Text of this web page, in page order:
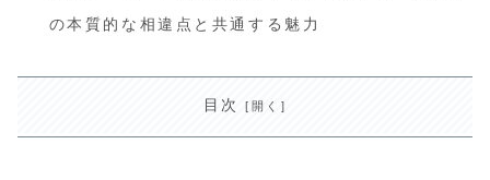
の本質的な相違点と共通する魅力
目次